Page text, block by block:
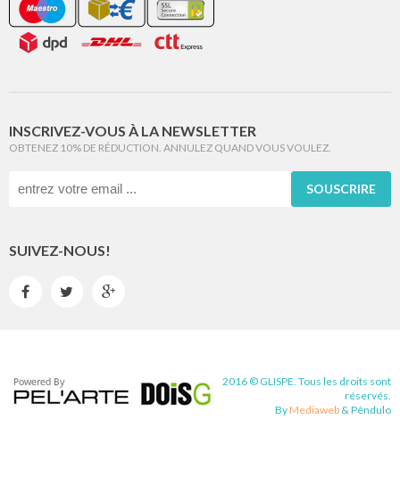
INSCRIVEZ-VOUS À LA NEWSLETTER
OBTENEZ 10% DE RÉDUCTION. ANNULEZ QUAND VOUS VOULEZ.
SOUSCRIRE
SUIVEZ-NOUS!
  
2016 © GLISPE. Tous les droits sont
réservés.
By Mediaweb & Pêndulo